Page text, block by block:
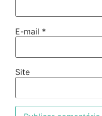
E-mail *
Site